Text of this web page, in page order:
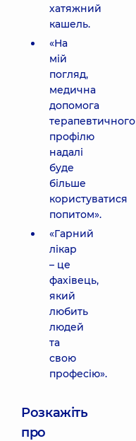
хатяжний
кашель.
«На
мій
погляд,
медична
допомога
терапевтичного
профілю
надалі
буде
більше
користуватися
попитом».
«Гарний
лікар
– це
фахівець,
який
любить
людей
та
свою
професію».
Розкажіть
про